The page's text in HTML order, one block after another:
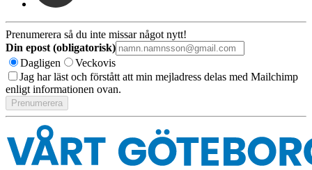
Prenumerera så du inte missar något nytt!
Din epost (obligatorisk)
Dagligen
Veckovis
Jag har läst och förstått att min mejladress delas med Mailchimp
enligt informationen ovan.